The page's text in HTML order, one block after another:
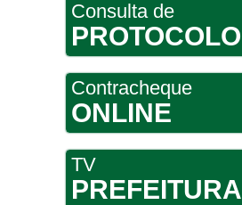
Consulta de
PROTOCOLO
Contracheque
ONLINE
TV
PREFEITURA